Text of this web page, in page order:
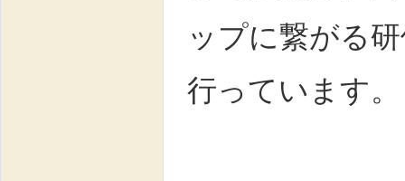
ップに繋がる
行っています。